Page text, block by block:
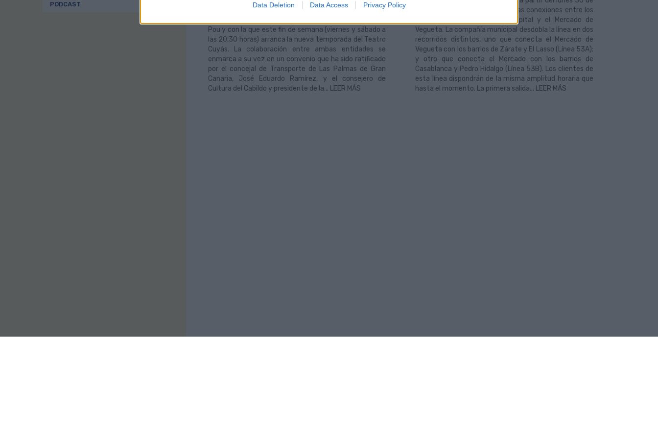
Data Deletion Data Access Privacy Policy
PODCAST
obra de Herman Melville adaptada por Juan Cavestany,
Pou y con la que este fin de semana (viernes y sábado a
las 20.30 horas) arranca la nueva temporada del Teatro
Cuyás. La colaboración entre ambas entidades se
enmarca a su vez en un convenio que ha sido ratificado
por el concejal de Transporte de Las Palmas de Gran
Canaria, José Eduardo Ramírez, y el consejero de
Cultura del Cabildo y presidente de la... LEER MÁS
enero la Línea 53 para mejorar las conexiones entre los
barrios del Cono Sur de la capital y el Mercado de
Vegueta. La compañía municipal desdobla la línea en dos
recorridos distintos, uno que conecta el Mercado de
Vegueta con los barrios de Zárate y El Lasso (Línea 53A);
y otro que conecta el Mercado con los barrios de
Casablanca y Pedro Hidalgo (Línea 53B). Los clientes de
esta línea dispondrán de la misma amplitud horaria que
hasta el momento. La primera salida... LEER MÁS